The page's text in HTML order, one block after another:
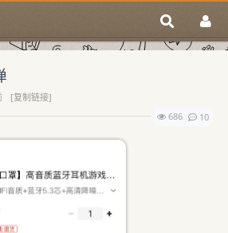
[复制链接]
686
10